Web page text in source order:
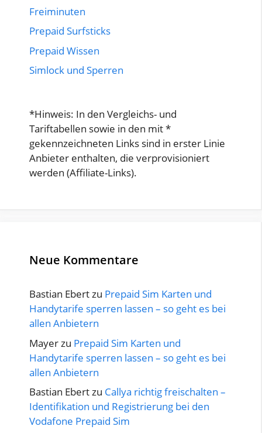
Freiminuten
Prepaid Surfsticks
Prepaid Wissen
Simlock und Sperren
*Hinweis: In den Vergleichs- und
Tariftabellen sowie in den mit *
gekennzeichneten Links sind in erster Linie
Anbieter enthalten, die verprovisioniert
werden (Affiliate-Links).
Neue Kommentare
Bastian Ebertzu Prepaid Sim Karten und
Handytarife sperren lassen – so geht es bei
allen Anbietern
Mayer zu Prepaid Sim Karten und
Handytarife sperren lassen – so geht es bei
allen Anbietern
Bastian Ebertzu Callya richtig freischalten –
Identifikation und Registrierung bei den
Vodafone Prepaid Sim